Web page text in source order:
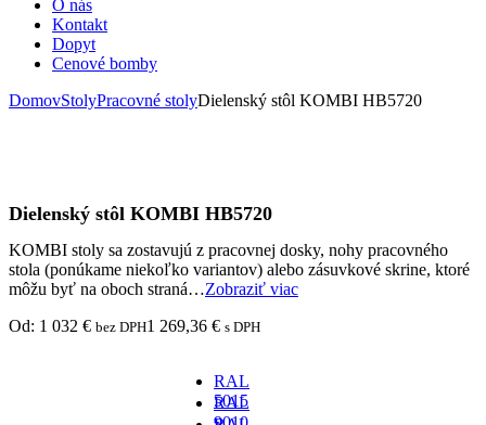
O nás
Kontakt
Dopyt
Cenové bomby
DomovStolyPracovné stolyDielenský stôl KOMBI HB5720
Dielenský stôl KOMBI HB5720
KOMBI stoly sa zostavujú z pracovnej dosky, nohy pracovného
stola (ponúkame niekoľko variantov) alebo zásuvkové skrine, ktoré
môžu byť na oboch straná…Zobraziť viac
Od: 1 032 € bez DPH1 269,36 € s DPH
RAL
5015
-
RAL